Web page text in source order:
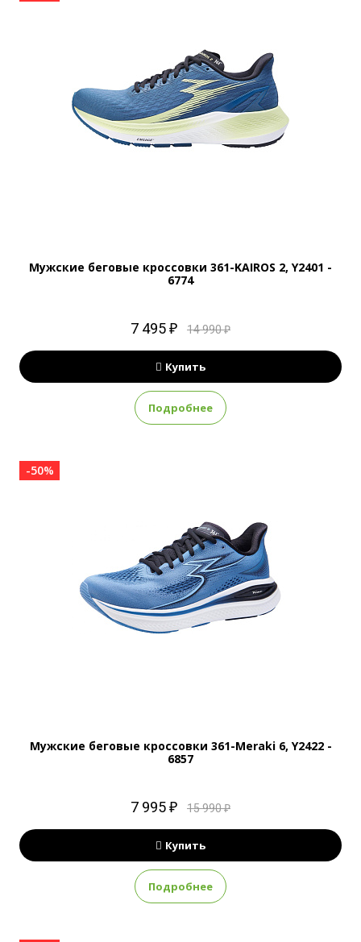
Мужские беговые кроссовки 361-KAIROS 2, Y2401 -
6774
7 495 ₽ 14 990 ₽
Купить
Подробнее
-50%
Мужские беговые кроссовки 361-Meraki 6, Y2422 -
6857
7 995 ₽ 15 990 ₽
Купить
Подробнее